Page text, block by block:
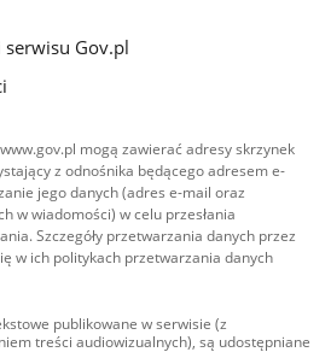
serwisu Gov.pl
mogą zawierać adresy skrzynek
z odnośnika będącego adresem e-
jego danych (adres e-mail oraz
w wiadomości) w celu przesłania
Szczegóły przetwarzania danych przez
w ich politykach przetwarzania danych
publikowane w serwisie (z
treści audiowizualnych), są udostępniane